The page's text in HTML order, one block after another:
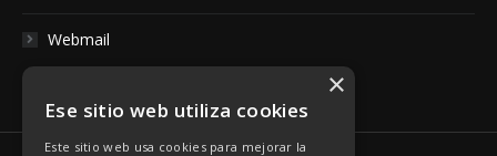
Webmail
×
Ese sitio web utiliza cookies
Este sitio web usa cookies para mejorar la